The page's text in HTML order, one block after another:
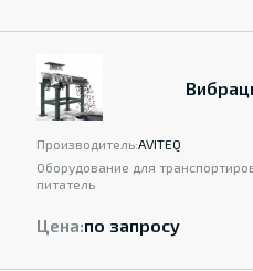
Производитель:AVITEQ
Оборудование для
питатель
Цена:по запросу